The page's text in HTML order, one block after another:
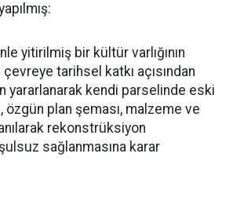
yitirilmiş bir kültür varlığının
tarihsel katkı açısından
yararlanarak kendi parselinde eski
plan şeması, malzeme ve
rekonstrüksiyon
sağlanmasına karar